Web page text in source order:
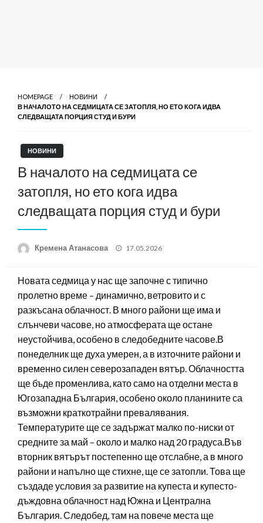
HOMEPAGE
НОВИНИ
В НАЧАЛОТО НА СЕДМИЦАТА СЕ ЗАТОПЛЯ, НО ЕТО КОГА ИДВА
СЛЕДВАЩАТА ПОРЦИЯ СТУД И БУРИ
НОВИНИ
В началото на седмицата се
затопля, но ето кога идва
следващата порция студ и бури
Кремена Атанасова
Posted
17.05.2026
Новата седмица у нас ще започне с типично
пролетно време – динамично, ветровито и с
разкъсана облачност. В много райони ще има и
слънчеви часове, но атмосферата ще остане
неустойчива, особено в следобедните часове.В
понеделник ще духа умерен, а в източните райони и
временно силен северозападен вятър. Облачността
ще бъде променлива, като само на отделни места в
Югозападна България, особено около планините са
възможни краткотрайни превалявания.
Температурите ще се задържат малко по-ниски от
средните за май – около и малко над 20 градуса.Във
вторник вятърът постепенно ще отслабне, а в много
райони и напълно ще стихне, ще се затопли. Това ще
създаде условия за развитие на купеста и купесто-
дъждовна облачност над Южна и Централна
България. Следобед, там на повече места ще